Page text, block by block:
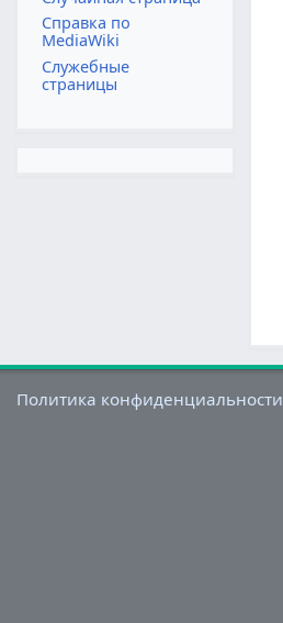
Справка по
MediaWiki
Служебные
страницы
Политика конфиденциальности